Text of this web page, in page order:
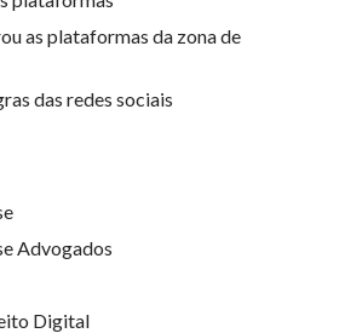
as plataformas da zona de
das redes sociais
Advogados
Digital